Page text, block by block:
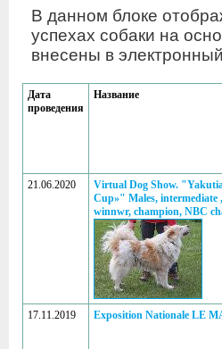
В данном блоке
успехах собаки на
внесены в
Дата
проведения
Название
21.06.2020
Virtual Dog Show.
Cup»" Males, intermediate
winnwr, champion, NBC
17.11.2019 Exposition Nationale LE